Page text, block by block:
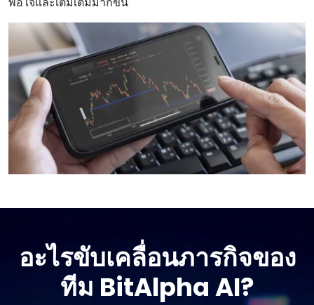
อะไรขับเคลื่อนภารกิจของ
ทีม BitAlpha AI?